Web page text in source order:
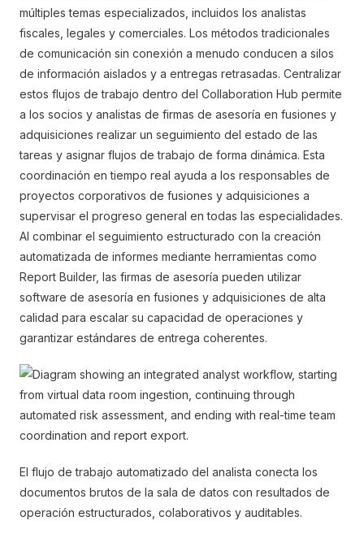
múltiples temas especializados, incluidos los analistas
fiscales, legales y comerciales. Los métodos tradicionales
de comunicación sin conexión a menudo conducen a silos
de información aislados y a entregas retrasadas. Centralizar
estos flujos de trabajo dentro del Collaboration Hub permite
a los socios y analistas de firmas de asesoría en fusiones y
adquisiciones realizar un seguimiento del estado de las
tareas y asignar flujos de trabajo de forma dinámica. Esta
coordinación en tiempo real ayuda a los responsables de
proyectos corporativos de fusiones y adquisiciones a
supervisar el progreso general en todas las especialidades.
Al combinar el seguimiento estructurado con la creación
automatizada de informes mediante herramientas como
Report Builder, las firmas de asesoría pueden utilizar
software de asesoría en fusiones y adquisiciones de alta
calidad para escalar su capacidad de operaciones y
garantizar estándares de entrega coherentes.
El flujo de trabajo automatizado del analista conecta los
documentos brutos de la sala de datos con resultados de
operación estructurados, colaborativos y auditables.